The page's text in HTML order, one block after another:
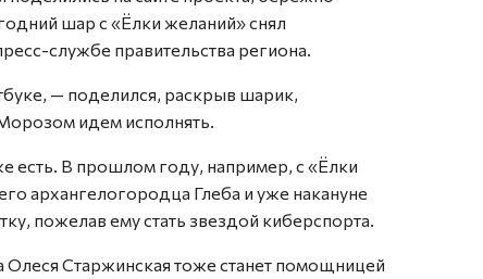
шар с «Ёлки желаний» снял
службе правительства региона.
— поделился, раскрыв шарик,
идем исполнять.
В прошлом году, например, с «Ёлки
архангелогородца Глеба и уже накануне
пожелав ему стать звездой киберспорта.
Олеся Старжинская тоже станет помощницей